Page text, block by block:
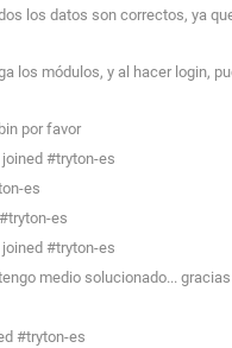
los datos son correctos, ya
los módulos, y al hacer
por favor
#tryton-es
es
es
#tryton-es
medio solucionado...
#tryton-es